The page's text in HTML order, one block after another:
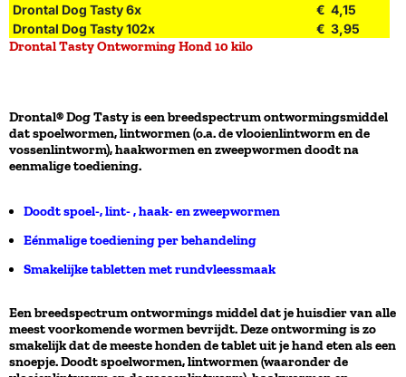
Drontal Dog Tasty 6x
€ 4,15
Drontal Dog Tasty 102x
€ 3,95
Drontal Tasty Ontworming Hond 10 kilo
Drontal® Dog Tasty is een breedspectrum ontwormingsmiddel
dat spoelwormen, lintwormen (o.a. de vlooienlintworm en de
vossenlintworm), haakwormen en zweepwormen doodt na
eenmalige toediening.
Doodt spoel-, lint- , haak- en zweepwormen
Eénmalige toediening per behandeling
Smakelijke tabletten met rundvleessmaak
Een breedspectrum ontwormings middel dat je huisdier van alle
meest voorkomende wormen bevrijdt. Deze ontworming is zo
smakelijk dat de meeste honden de tablet uit je hand eten als een
snoepje. Doodt spoelwormen, lintwormen (waaronder de